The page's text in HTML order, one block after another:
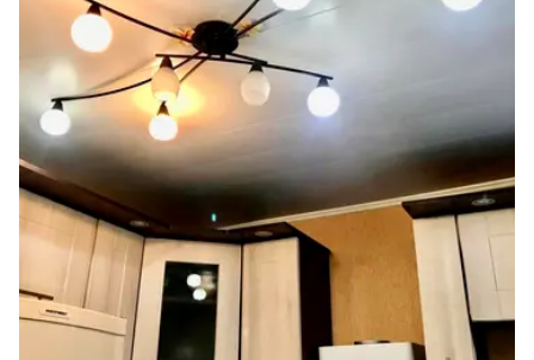
просто квартира це стиль життя біля парку й моря Телефонуйте
із задоволенням відповім на всі запитання та організую
перегляд 🤝